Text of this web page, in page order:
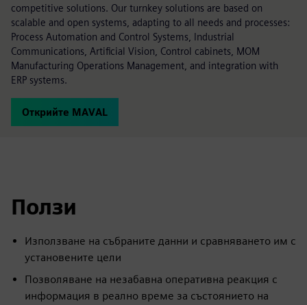
competitive solutions. Our turnkey solutions are based on
scalable and open systems, adapting to all needs and processes:
Process Automation and Control Systems, Industrial
Communications, Artificial Vision, Control cabinets, MOM
Manufacturing Operations Management, and integration with
ERP systems.
Открийте MAVAL
Ползи
Използване на събраните данни и сравняването им с
установените цели
Позволяване на незабавна оперативна реакция с
информация в реално време за състоянието на